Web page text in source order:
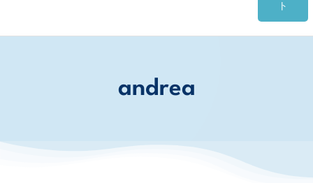
オンライン資料
コミュニティ＆サポート
ト
andrea